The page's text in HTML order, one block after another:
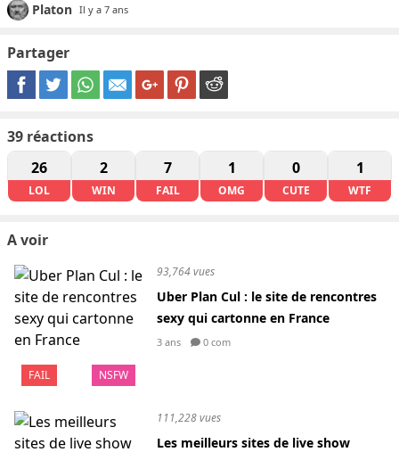
Platon Il y a 7 ans
Partager
39 réactions
26
LOL
2
WIN
7
FAIL
1
OMG
0
CUTE
1
WTF
A voir
FAIL NSFW
93,764 vues
Uber Plan Cul : le site de rencontres
sexy qui cartonne en France
3 ans 0 com
111,228 vues
Les meilleurs sites de live show